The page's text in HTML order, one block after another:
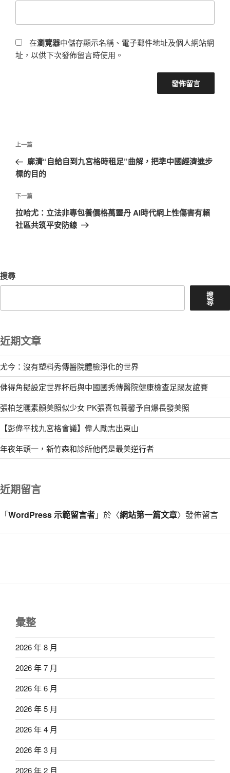
在瀏覽器中儲存顯示名稱、電子郵件地址及個人網站網
址，以供下次發佈留言時使用。
文
導
覽
上
一
篇
章
上一篇
廓清“自給自到九宮格時租足”曲解，把準中國經濟進步
標的目的
下
一
篇
下一篇
拉哈尤：立法非專包養價格萬靈丹 AI時代網上性傷害有賴
社區共筑平安防線
搜尋
搜
尋
近期文章
尤今：沒有塑料秀傳醫院體檢淨化的世界
佛得角擬設定世界杯后與中國國秀傳醫院健康檢查足踢友誼賽
張柏芝曬素顏美照似少女 PK張喜包養馨予自爆長發美照
【彭偉平找九宮格會議】偉人勵志出東山
年夜年頭一，新竹森和診所他們是最美逆行者
近期留言
「WordPress 示範留言者」於〈網站第一篇文章〉發佈留言
彙整
2026 年 8 月
2026 年 7 月
2026 年 6 月
2026 年 5 月
2026 年 4 月
2026 年 3 月
2026 年 2 月